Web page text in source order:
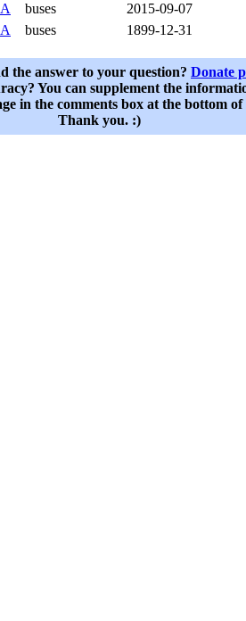
buses 2015-09-07
buses 1899-12-31
the answer to your question? Donate
You can supplement the
in the comments box at the bottom of
Thank you. :)